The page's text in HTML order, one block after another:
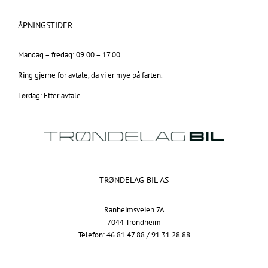
ÅPNINGSTIDER
Mandag – fredag: 09.00 – 17.00
Ring gjerne for avtale, da vi er mye på farten.
Lørdag: Etter avtale
TRØNDELAG BIL AS
Ranheimsveien 7A
7044 Trondheim
Telefon: 46 81 47 88 / 91 31 28 88